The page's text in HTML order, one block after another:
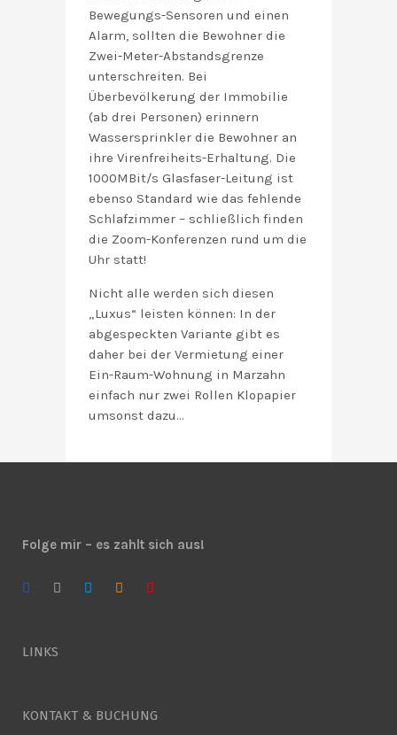
Bewegungs-Sensoren und einen
Alarm, sollten die Bewohner die
Zwei-Meter-Abstandsgrenze
unterschreiten. Bei
Überbevölkerung der Immobilie
(ab drei Personen) erinnern
Wassersprinkler die Bewohner an
ihre Virenfreiheits-Erhaltung. Die
1000MBit/s Glasfaser-Leitung ist
ebenso Standard wie das fehlende
Schlafzimmer – schließlich finden
die Zoom-Konferenzen rund um die
Uhr statt!
Nicht alle werden sich diesen
„Luxus“ leisten können: In der
abgespeckten Variante gibt es
daher bei der Vermietung einer
Ein-Raum-Wohnung in Marzahn
einfach nur zwei Rollen Klopapier
umsonst dazu…
Folge mir – es zahlt sich aus!
LINKS
KONTAKT & BUCHUNG